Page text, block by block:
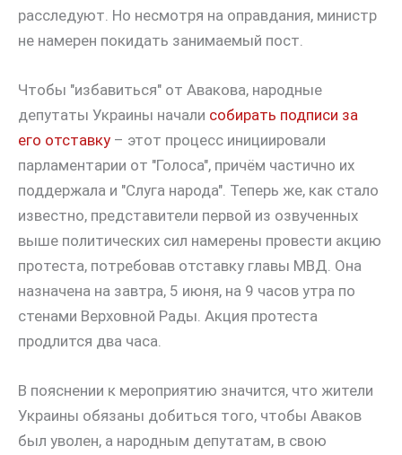
расследуют. Но несмотря на оправдания, министр
не намерен покидать занимаемый пост.
Чтобы "избавиться" от Авакова, народные
депутаты Украины начали собирать подписи за
его отставку – этот процесс инициировали
парламентарии от "Голоса", причём частично их
поддержала и "Слуга народа". Теперь же, как стало
известно, представители первой из озвученных
выше политических сил намерены провести акцию
протеста, потребовав отставку главы МВД. Она
назначена на завтра, 5 июня, на 9 часов утра по
стенами Верховной Рады. Акция протеста
продлится два часа.
В пояснении к мероприятию значится, что жители
Украины обязаны добиться того, чтобы Аваков
был уволен, а народным депутатам, в свою